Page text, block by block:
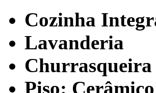
Cozinha
Lavanderia
Churrasqueira
Piso: Cerâmico